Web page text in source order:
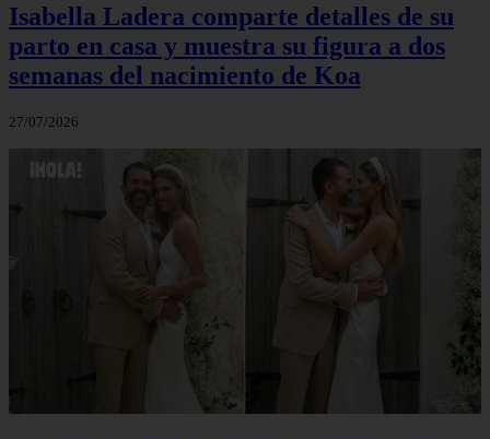
Isabella Ladera comparte detalles de su
parto en casa y muestra su figura a dos
semanas del nacimiento de Koa
27/07/2026